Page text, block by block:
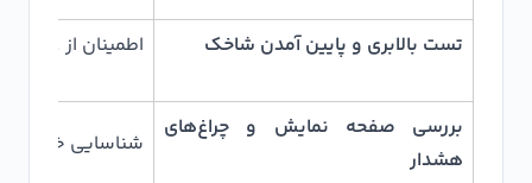
تست بالابری و پایین آمدن شاخک اطمینان از
بررسی صفحه نمایش و چراغ‌های
هشدار
شناسایی خطاهای